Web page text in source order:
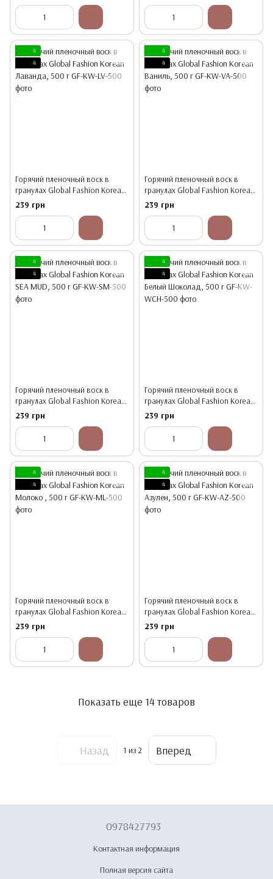
4
4
Горячий пленочный воск в
гранулах Global Fashion Korean
Лаванда, 500 г
239 грн
4
4
Горячий пленочный воск в
гранулах Global Fashion Korean
Ваниль, 500 г
239 грн
4
4
Горячий пленочный воск в
гранулах Global Fashion Korean
SEA MUD, 500 г
239 грн
4
4
Горячий пленочный воск в
гранулах Global Fashion Korean
Белый Шоколад, 500 г
239 грн
4
4
Горячий пленочный воск в
гранулах Global Fashion Korean
Молоко , 500 г
239 грн
4
4
Горячий пленочный воск в
гранулах Global Fashion Korean
Азулен, 500 г
239 грн
Показать еще 14 товаров
Назад 1 из 2 Вперед
0978427793
Контактная информация
Полная версия сайта